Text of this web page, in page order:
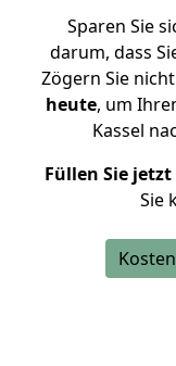
Sparen Sie
darum, dass
Zögern Sie
heute, um
Kassel
Füllen Sie
Sie